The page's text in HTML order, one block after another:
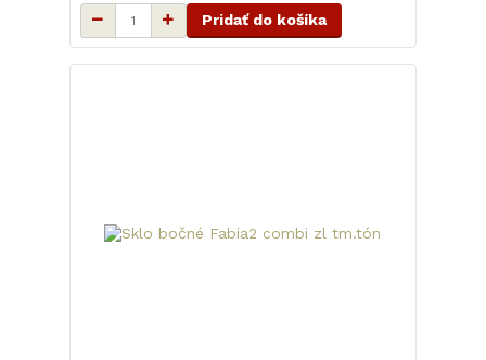
Pridať do košíka